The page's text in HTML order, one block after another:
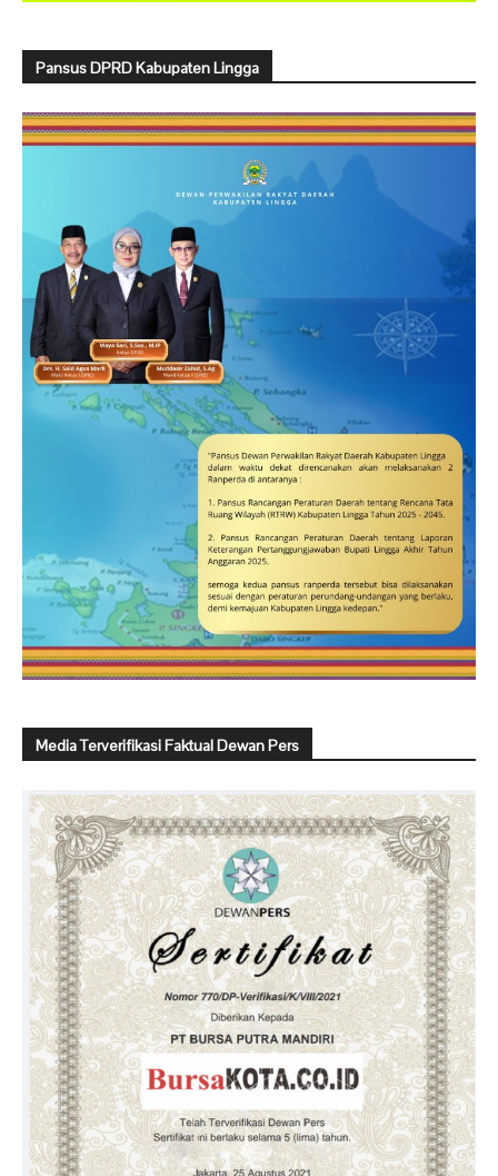
Pansus DPRD Kabupaten Lingga
Media Terverifikasi Faktual Dewan Pers